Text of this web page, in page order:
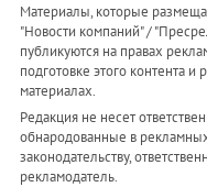
Материалы, которые
"Новости компаний" /
публикуются на правах
подготовке этого контента
материалах.
Редакция не несет
обнародованные в
законодательству,
рекламодатель.